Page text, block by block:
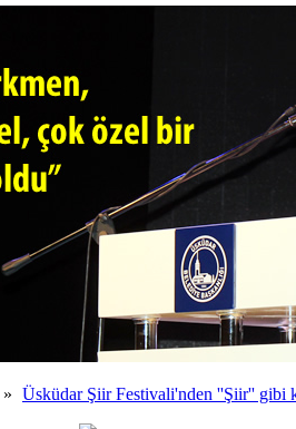
» Üsküdar Şiir Festivali'nden ''Şiir'' gibi